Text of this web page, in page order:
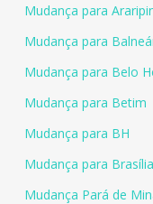
Mudança para
Mudança para
Mudança para Belo
Mudança para Betim
Mudança para BH
Mudança para Brasília
Mudança Pará de